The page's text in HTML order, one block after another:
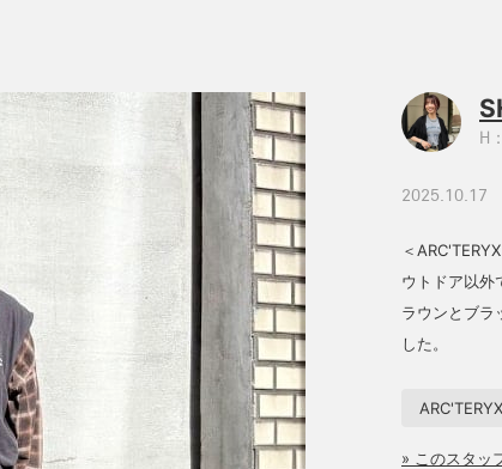
H
2025.10.17
＜
ウトドア以外
ラウンとブラ
した。
ARC'TERYX
» このスタッ